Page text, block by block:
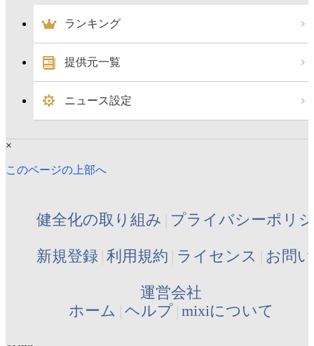
ランキング
提供元一覧
ニュース設定
×
このページの上部へ
健全化の取り組み プライバシーポリ
新規登録 利用規約 ライセンス お問
運営会社
ホーム ヘルプ mixiについて